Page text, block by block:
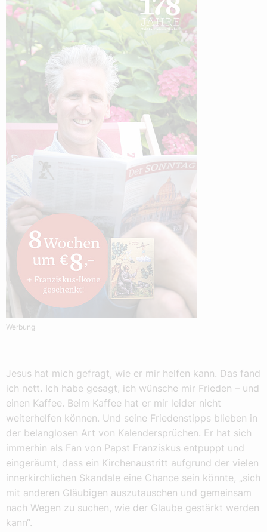
Werbung
Jesus hat mich gefragt, wie er mir helfen kann. Das fand
ich nett. Ich habe gesagt, ich wünsche mir Frieden – und
einen Kaffee. Beim Kaffee hat er mir leider nicht
weiterhelfen können. Und seine Friedenstipps blieben in
der belanglosen Art von Kalendersprüchen. Er hat sich
immerhin als Fan von Papst Franziskus entpuppt und
eingeräumt, dass ein Kirchenaustritt aufgrund der vielen
innerkirchlichen Skandale eine Chance sein könnte, „sich
mit anderen Gläubigen auszutauschen und gemeinsam
nach Wegen zu suchen, wie der Glaube gestärkt werden
kann“.